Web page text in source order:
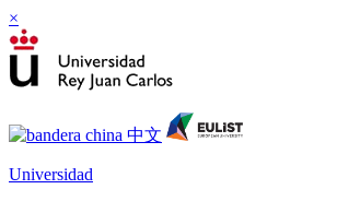
×
Universidad